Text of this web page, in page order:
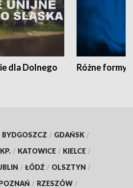
dla Dolnego
Różne formy
BYDGOSZCZ / GDAŃSK /
/ KATOWICE / KIELCE /
/ ŁÓDŹ / OLSZTYN /
/ RZESZÓW /